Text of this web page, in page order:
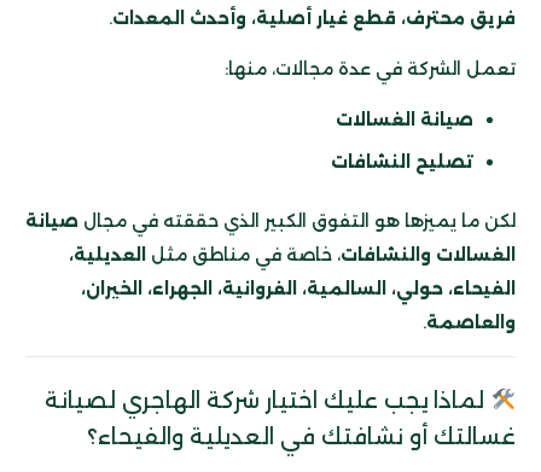
فريق محترف، قطع غيار أصلية، وأحدث المعدات.
تعمل الشركة في عدة مجالات، منها:
صيانة الغسالات
تصليح النشافات
لكن ما يميزها هو التفوق الكبير الذي حققته في مجال صيانة
الغسالات والنشافات، خاصة في مناطق مثل
العديلية،
الفيحاء، حولي، السالمية، الفروانية، الجهراء، الخيران،
والعاصمة.
لماذا يجب عليك اختيار شركة الهاجري لصيانة
غسالتك أو نشافتك في العديلية والفيحاء؟